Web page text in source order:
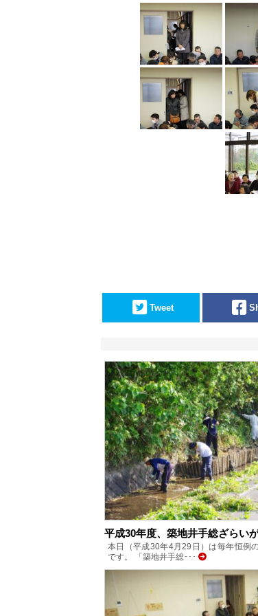
Tweet
平成30年度、築地井手総ざらい
本日（平成30年4月29日）は毎年恒例
です。 「築地井手総･･･